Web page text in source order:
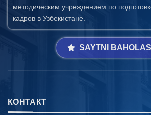
методическим учреждением по
кадров в Узбекистане.
SAYTNI
КОНТАКТ